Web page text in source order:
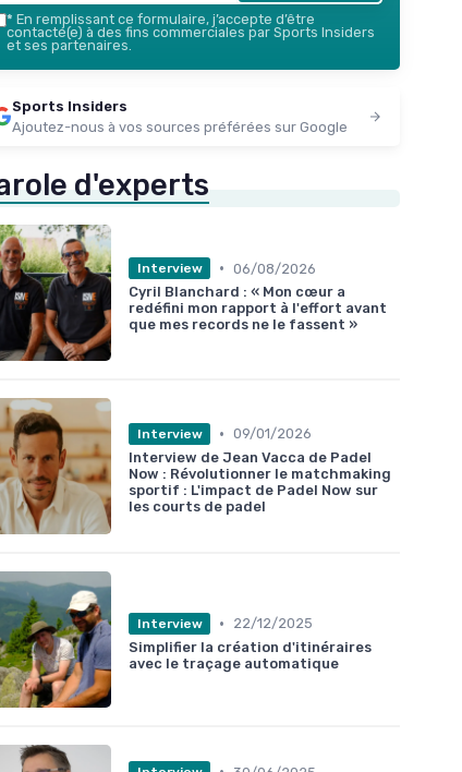
* En remplissant ce formulaire, j’accepte d’être
contacté(e) à des fins commerciales par Sports Insiders
et ses partenaires.
Sports Insiders
Ajoutez-nous à vos sources préférées sur Google
d'experts
Interview • 06/08/2026
Cyril Blanchard : « Mon cœur a
redéfini mon rapport à l'effort avant
que mes records ne le fassent »
Interview • 09/01/2026
Interview de Jean Vacca de Padel
Now : Révolutionner le matchmaking
sportif : L'impact de Padel Now sur
les courts de padel
Interview •
22/12/2025
Simplifier la création d'itinéraires
avec le traçage automatique